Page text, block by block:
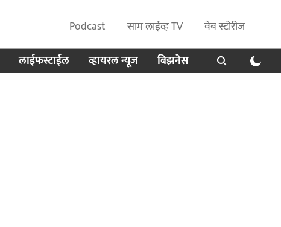
Podcast साम लाईव्ह TV
वेब स्टोरीज
लाईफस्टाईल व्हायरल न्यूज बिझनेस